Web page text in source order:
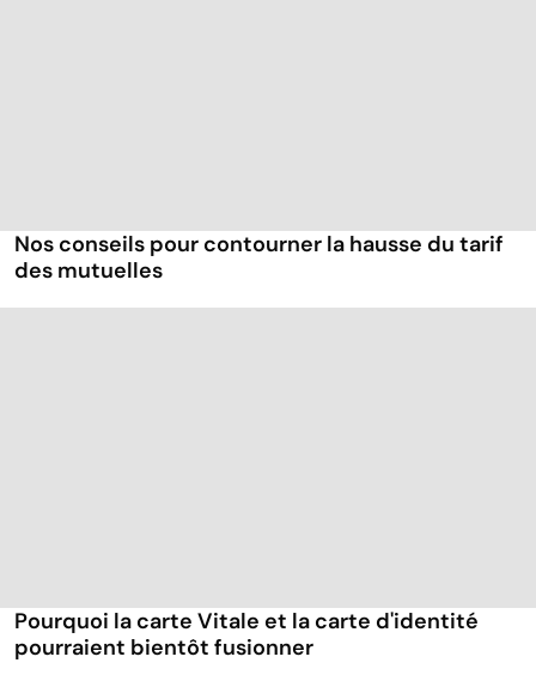
Nos conseils pour contourner la hausse du tarif
des mutuelles
Pourquoi la carte Vitale et la carte d'identité
pourraient bientôt fusionner